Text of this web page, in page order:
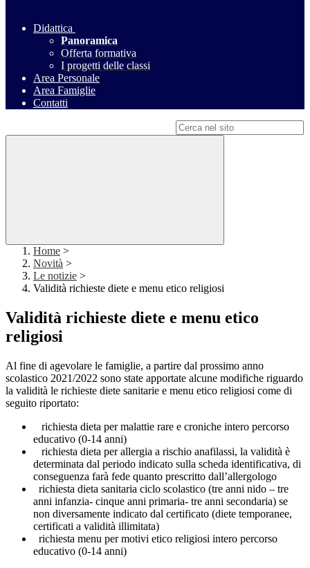
Didattica
Panoramica
Offerta formativa
I progetti delle classi
Area Personale
Area Famiglie
Contatti
Home >
Novità >
Le notizie >
Validità richieste diete e menu etico religiosi
Validità richieste diete e menu etico
religiosi
Al fine di agevolare le famiglie, a partire dal prossimo anno
scolastico 2021/2022 sono state apportate alcune modifiche riguardo
la validità le richieste diete sanitarie e menu etico religiosi come di
seguito riportato:
richiesta dieta per malattie rare e croniche intero percorso
educativo (0-14 anni)
richiesta dieta per allergia a rischio anafilassi, la validità è
determinata dal periodo indicato sulla scheda identificativa, di
conseguenza farà fede quanto prescritto dall’allergologo
richiesta dieta sanitaria ciclo scolastico (tre anni nido – tre
anni infanzia- cinque anni primaria- tre anni secondaria) se
non diversamente indicato dal certificato (diete temporanee,
certificati a validità illimitata)
richiesta menu per motivi etico religiosi intero percorso
educativo (0-14 anni)